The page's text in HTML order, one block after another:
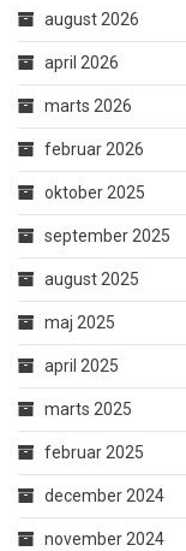
august 2026
april 2026
marts 2026
februar 2026
oktober 2025
september 2025
august 2025
maj 2025
april 2025
marts 2025
februar 2025
december 2024
november 2024